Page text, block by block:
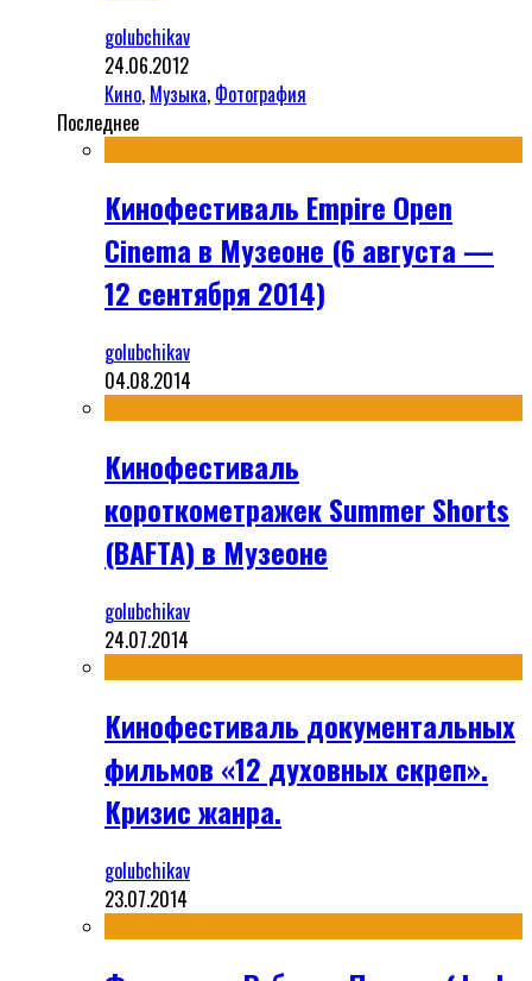
golubchikav
24.06.2012
Кино, Музыка, Фотография
Последнее
Кинофестиваль Empire Open
Cinema в Музеоне (6 августа —
12 сентября 2014)
golubchikav
04.08.2014
Кинофестиваль
короткометражек Summer Shorts
(BAFTA) в Музеоне
golubchikav
24.07.2014
Кинофестиваль документальных
фильмов «12 духовных скреп».
Кризис жанра.
golubchikav
23.07.2014